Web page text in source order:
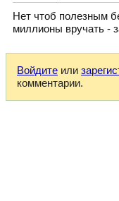
Нет чтоб полезным
миллионы вручать -
Войдите или
комментарии.